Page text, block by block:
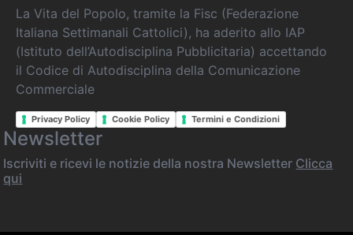
La Vita del Popolo, tramite la Fisc (Federazione
Italiana Settimanali Cattolici), ha aderito allo IAP
(Istituto dell’Autodisciplina Pubblicitaria) accettando
il Codice di Autodisciplina della Comunicazione
Commerciale
Privacy Policy Cookie Policy Termini e Condizioni
Newsletter
Iscriviti e ricevi le notizie della nostra Newsletter Clicca
qui